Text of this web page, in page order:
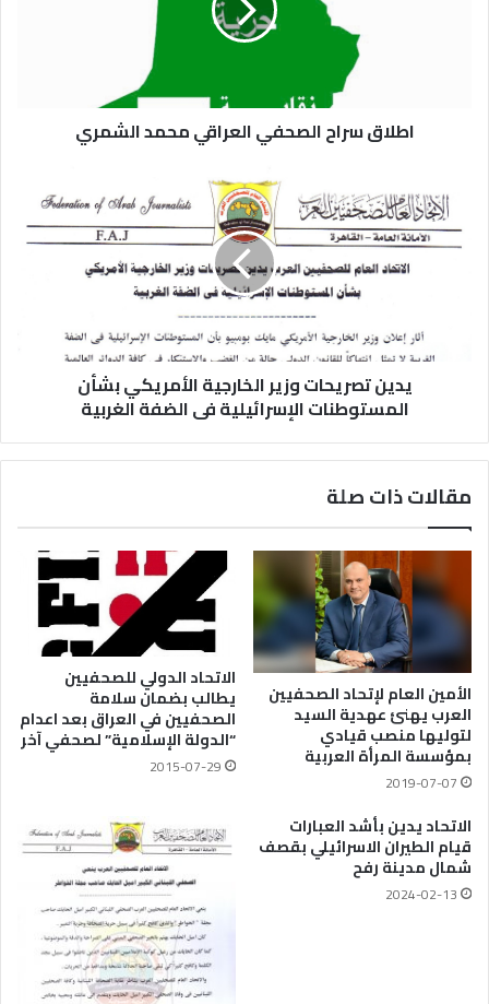
اطلاق سراح الصحفي العراقي محمد الشمري
يدين تصريحات وزير الخارجية الأمريكي بشأن
المستوطنات الإسرائيلية فى الضفة الغربية
مقالات ذات صلة
الأمين العام لإتحاد الصحفيين
العرب يهنئ عهدية السيد
لتوليها منصب قيادي
بمؤسسة المرأة العربية
2019-07-07
الاتحاد الدولي للصحفيين
يطالب بضمان سلامة
الصحفيين في العراق بعد اعدام
“الدولة الإسلامية” لصحفي آخر
2015-07-29
الاتحاد يدين بأشد العبارات
قيام الطيران الاسرائيلي بقصف
شمال مدينة رفح
2024-02-13